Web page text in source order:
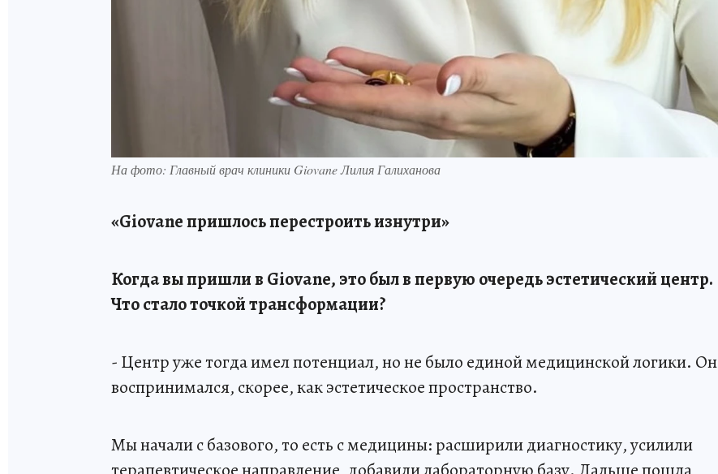
На фото: Главный врач клиники Giovane Лилия Галиханова
«Giovaneпришлось перестроить изнутри»
Когда вы пришли в Giovane, это был в первую очередь эстетический центр.
Что стало точкой трансформации?
- Центр уже тогда имел потенциал, но не было единой медицинской логики. Он
воспринимался, скорее, как эстетическое пространство.
Мы начали с базового, то есть с медицины: расширили диагностику, усилили